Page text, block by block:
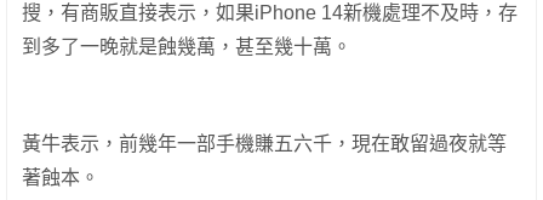
搜，有商販直接表示，如果iPhone 14新機處理不及時，存
到多了一晚就是蝕幾萬，甚至幾十萬。
黃牛表示，前幾年一部手機賺五六千，現在敢留過夜就等
著蝕本。